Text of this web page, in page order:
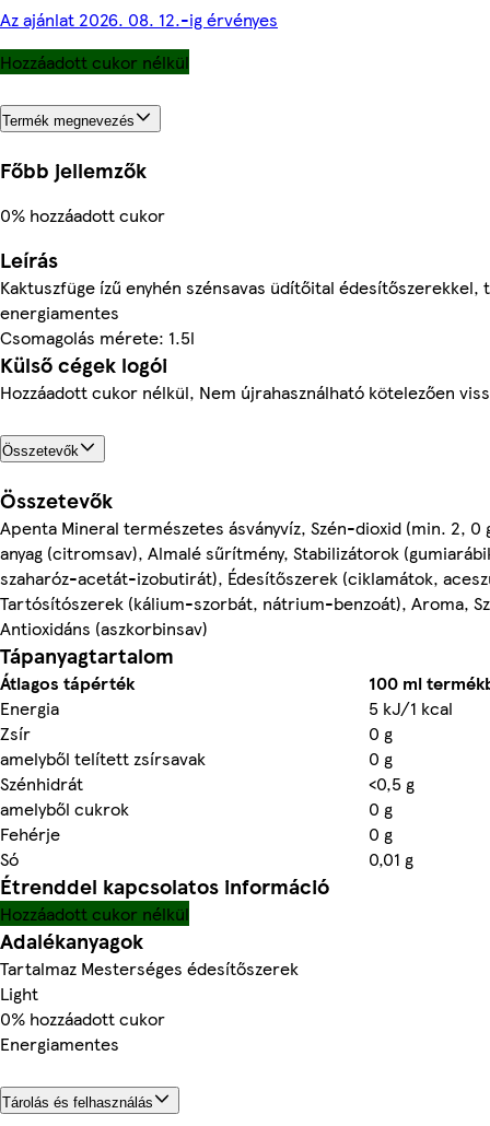
Az ajánlat 2026. 08. 12.-ig érvényes
Hozzáadott cukor nélkül
Termék megnevezés
Főbb jellemzők
0% hozzáadott cukor
Leírás
Kaktuszfüge ízű enyhén szénsavas üdítőital édesítőszerekkel,
energiamentes
Csomagolás mérete: 1.5l
Külső cégek logói
Hozzáadott cukor nélkül, Nem újrahasználható kötelezően
Összetevők
Összetevők
Apenta Mineral természetes ásványvíz, Szén-dioxid (min. 2, 0
anyag (citromsav), Almalé sűrítmény, Stabilizátorok
szaharóz-acetát-izobutirát), Édesítőszerek (ciklamátok,
Tartósítószerek (kálium-szorbát, nátrium-benzoát), Aroma,
Antioxidáns (aszkorbinsav)
Tápanyagtartalom
Átlagos tápérték
100 ml
Energia
5 kJ/1 kcal
Zsír
0 g
amelyből telített zsírsavak
0 g
Szénhidrát
<0,5 g
amelyből cukrok
0 g
Fehérje
0 g
Só
0,01 g
Étrenddel kapcsolatos információ
Hozzáadott cukor nélkül
Adalékanyagok
Tartalmaz Mesterséges édesítőszerek
Light
0% hozzáadott cukor
Energiamentes
Tárolás és felhasználás